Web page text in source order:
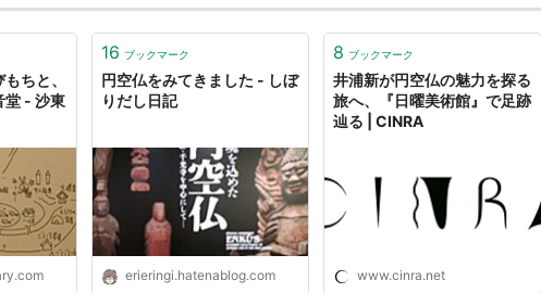
ちと、
堂 - 沙東
16 ブックマーク
円空仏をみてきました - しぼ
りだし日記
erieringi.hatenablog.com
8 ブックマーク
井浦新が円空仏の魅力を探る
旅へ、『日曜美術館』で足跡
辿る | CINRA
www.cinra.net